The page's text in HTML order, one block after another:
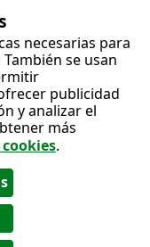
necesarias para
se usan
publicidad
y analizar el
más
.